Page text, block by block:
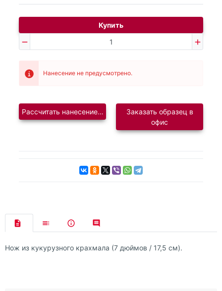
Купить
Нанесение не предусмотрено.
Рассчитать нанесение логотипаЗаказать образец в
офис
Нож из кукурузного крахмала (7 дюймов / 17,5 см).